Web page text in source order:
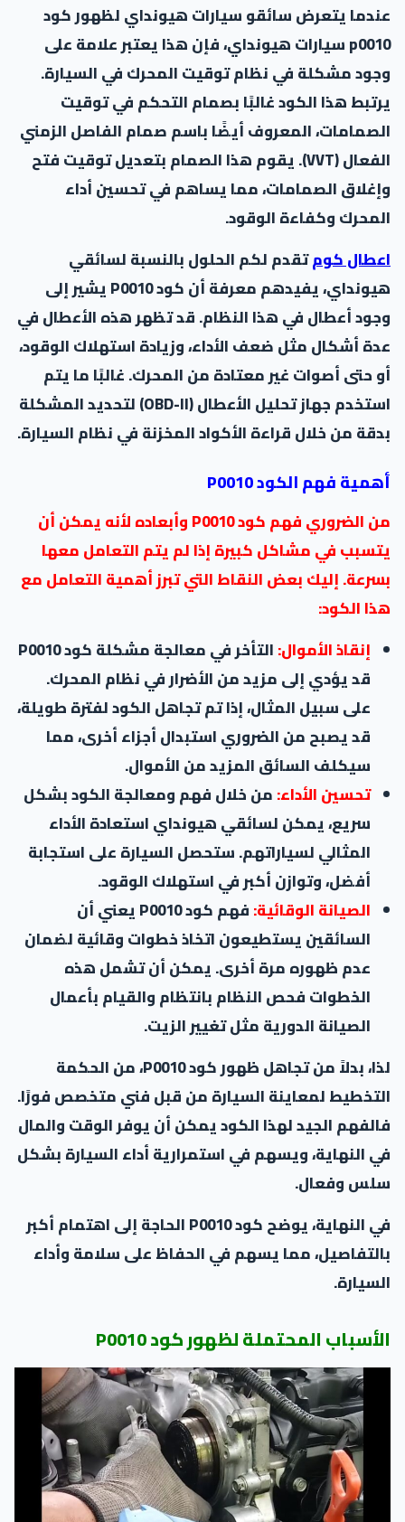
عندما يتعرض سائقو سيارات هيونداي لظهور كود
p0010 سيارات هيونداي، فإن هذا يعتبر علامة على
وجود مشكلة في نظام توقيت المحرك في السيارة.
يرتبط هذا الكود غالبًا بصمام التحكم في توقيت
الصمامات، المعروف أيضًا باسم صمام الفاصل الزمني
الفعال (VVT). يقوم هذا الصمام بتعديل توقيت فتح
وإغلاق الصمامات، مما يساهم في تحسين أداء
المحرك وكفاءة الوقود.
اعطال كومتقدم لكم الحلول بالنسبة لسائقي
هيونداي، يفيدهم معرفة أن كود P0010 يشير إلى
وجود أعطال في هذا النظام. قد تظهر هذه الأعطال في
عدة أشكال مثل ضعف الأداء، وزيادة استهلاك الوقود،
أو حتى أصوات غير معتادة من المحرك. غالبًا ما يتم
استخدم جهاز تحليل الأعطال (OBD-II) لتحديد المشكلة
بدقة من خلال قراءة الأكواد المخزنة في نظام السيارة.
أهمية فهم الكود P0010
من الضروري فهم كود P0010 وأبعاده لأنه يمكن أن
يتسبب في مشاكل كبيرة إذا لم يتم التعامل معها
بسرعة. إليك بعض النقاط التي تبرز أهمية التعامل مع
هذا الكود:
إنقاذ الأموال:
التأخر في معالجة مشكلة كود P0010
قد يؤدي إلى مزيد من الأضرار في نظام المحرك.
على سبيل المثال، إذا تم تجاهل الكود لفترة طويلة،
قد يصبح من الضروري استبدال أجزاء أخرى، مما
سيكلف السائق المزيد من الأموال.
تحسين الأداء:من خلال فهم ومعالجة الكود بشكل
سريع، يمكن لسائقي هيونداي استعادة الأداء
المثالي لسياراتهم. ستحصل السيارة على استجابة
أفضل، وتوازن أكبر في استهلاك الوقود.
الصيانة الوقائية:
فهم كود P0010 يعني أن
السائقين يستطيعون اتخاذ خطوات وقائية لضمان
عدم ظهوره مرة أخرى. يمكن أن تشمل هذه
الخطوات فحص النظام بانتظام والقيام بأعمال
الصيانة الدورية مثل تغيير الزيت.
لذا، بدلاً من تجاهل ظهور كود P0010، من الحكمة
التخطيط لمعاينة السيارة من قبل فني متخصص فورًا.
فالفهم الجيد لهذا الكود يمكن أن يوفر الوقت والمال
في النهاية، ويسهم في استمرارية أداء السيارة بشكل
سلس وفعال.
في النهاية، يوضح كود P0010 الحاجة إلى اهتمام أكبر
بالتفاصيل، مما يسهم في الحفاظ على سلامة وأداء
السيارة.
الأسباب المحتملة لظهور كود P0010